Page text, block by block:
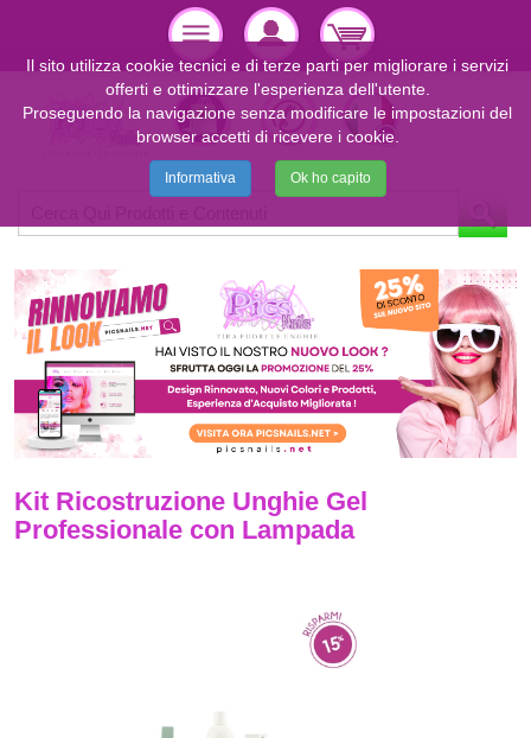
Kit Ricostruzione Unghie Gel
Professionale con Lampada
Il sito utilizza cookie tecnici e di terze parti per migliorare i servizi
offerti e ottimizzare l'esperienza dell'utente.
Proseguendo la navigazione senza modificare le impostazioni del
browser accetti di ricevere i cookie.
Informativa Ok ho capito